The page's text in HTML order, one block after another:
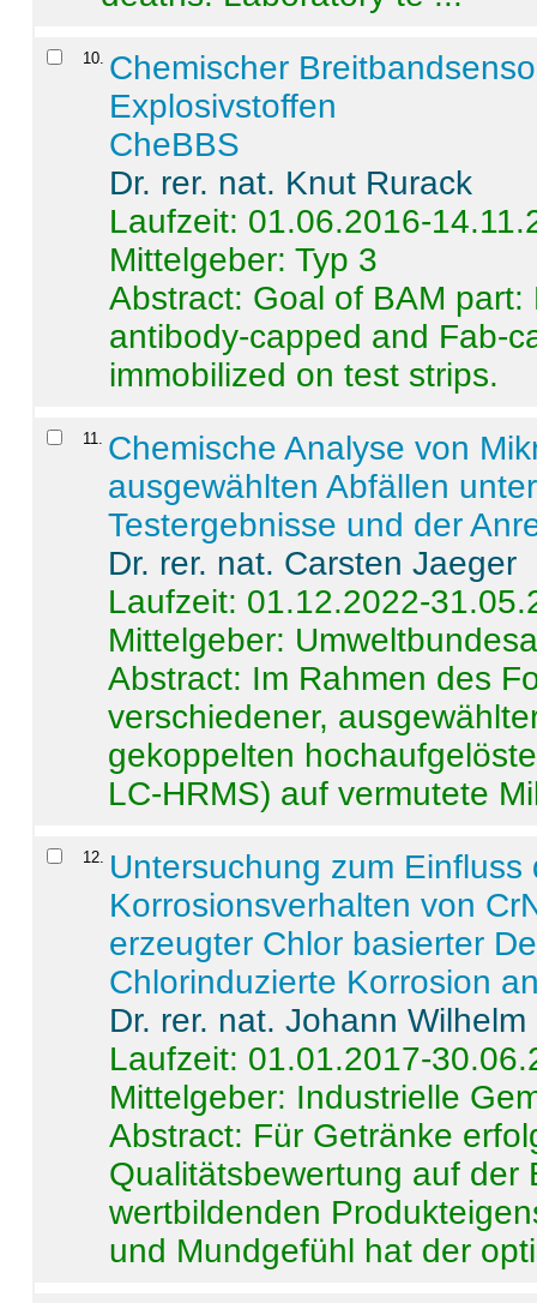
10 Chemischer
Explosivstoffen
CheBBS
Dr. rer. nat. Knut Rurack
Laufzeit: 01.06.2016-
Mittelgeber: Typ 3
Abstract: Goal of BAM
antibody-capped and Fab-
immobilized on test strips.
11
Chemische Analyse von
ausgewählten Abfällen
Testergebnisse und der
Dr. rer. nat. Carsten Jaeger
Laufzeit: 01.12.2022-
Mittelgeber:
Abstract: Im Rahmen des
verschiedener,
gekoppelten
LC-HRMS) auf vermutete
12
Untersuchung zum
Korrosionsverhalten von
erzeugter Chlor basierter
Chlorinduzierte Korrosion
Dr. rer. nat. Johann
Laufzeit: 01.01.2017-
Mittelgeber: Industrielle
Abstract: Für Getränke
Qualitätsbewertung auf der
wertbildenden
und Mundgefühl hat der